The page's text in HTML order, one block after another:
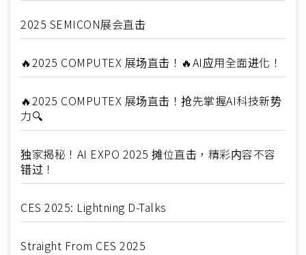
2025 SEMICON展会直击
🔥2025 COMPUTEX 展场直击！🔥AI应用全面进化！
🔥2025 COMPUTEX 展场直击！抢先掌握AI科技新势
力🔍
独家揭秘！AI EXPO 2025 摊位直击，精彩内容不容
错过！
CES 2025: Lightning D-Talks
Straight From CES 2025